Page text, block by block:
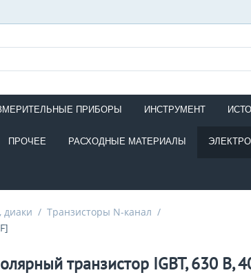
ПРИБОРЫ ИНСТРУМЕНТ
ПРОЧЕЕ РАСХОДНЫЕ МАТЕРИАЛЫ
диаки / Транзисторы N-канал /
транзистор IGBT, 630 В,